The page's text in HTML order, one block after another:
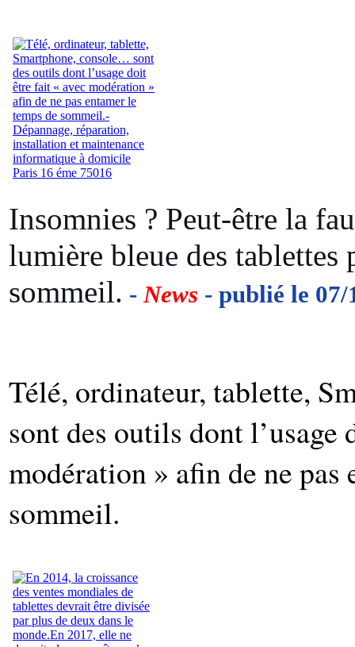
Insomnies ? Peut-être la
lumière bleue des tablettes
sommeil. - News - publié le 07/
Télé, ordinateur, tablette,
sont des outils dont
modération » afin de ne pas
sommeil.